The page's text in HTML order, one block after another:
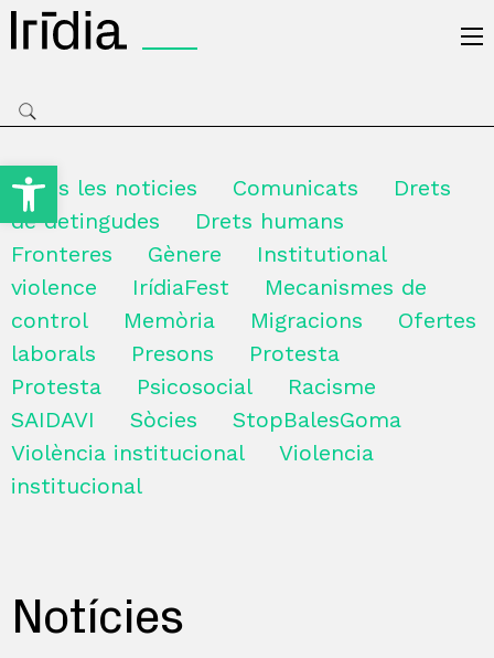
Obre la barra d'eines
Totes les noticies Comunicats
Drets
de detingudes
Drets humans
Fronteres
Gènere
Institutional
violence
IrídiaFest
Mecanismes de
control
Memòria Migracions
Ofertes
laborals
Presons
Protesta
Protesta
Psicosocial
Racisme
SAIDAVI
Sòcies
StopBalesGoma
Violència institucional
Violencia
institucional
Notícies